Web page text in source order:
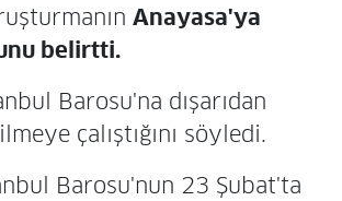
Anayasa'ya
belirtti.
Barosu'na dışarıdan
çalıştığını söyledi.
Barosu'nun 23 Şubat'ta